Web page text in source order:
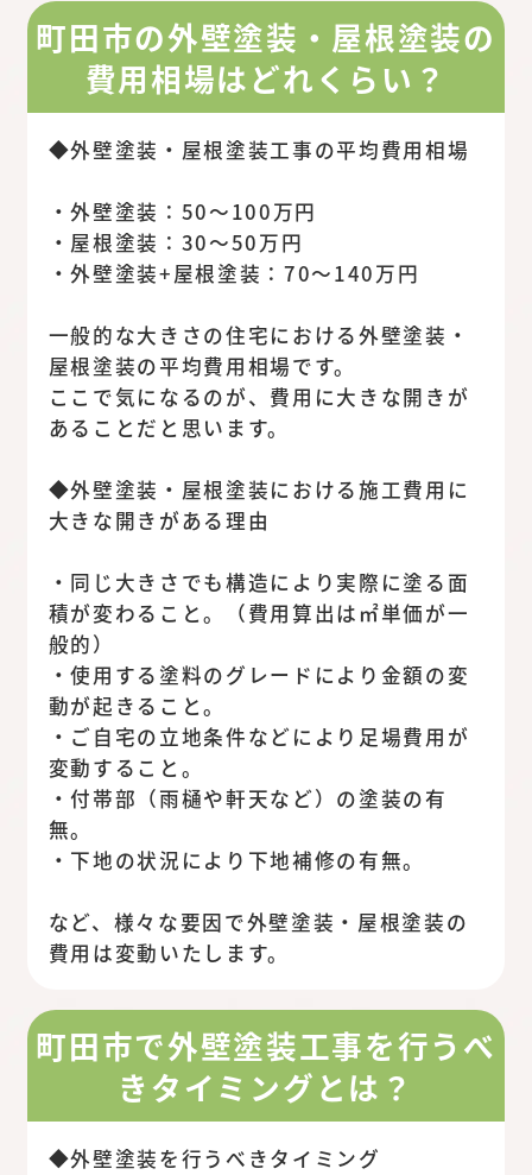
町田市の外壁塗装・屋根塗装の
費用相場はどれくらい？
◆外壁塗装・屋根塗装工事の平均費用相場
・外壁塗装：50～100万円
・屋根塗装：30～50万円
・外壁塗装+屋根塗装：70～140万円
一般的な大きさの住宅における外壁塗装・
屋根塗装の平均費用相場です。
ここで気になるのが、費用に大きな開きが
あることだと思います。
◆外壁塗装・屋根塗装における施工費用に
大きな開きがある理由
・同じ大きさでも構造により実際に塗る面
積が変わること。（費用算出は㎡単価が一
般的）
・使用する塗料のグレードにより金額の変
動が起きること。
・ご自宅の立地条件などにより足場費用が
変動すること。
・付帯部（雨樋や軒天など）の塗装の有
無。
・下地の状況により下地補修の有無。
など、様々な要因で外壁塗装・屋根塗装の
費用は変動いたします。
町田市で外壁塗装工事を行うべ
きタイミングとは？
◆外壁塗装を行うべきタイミング